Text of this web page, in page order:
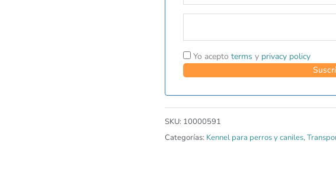
Yo acepto terms y privacy policy
SKU: 10000591
Categorías: Kennel para perros y caniles,